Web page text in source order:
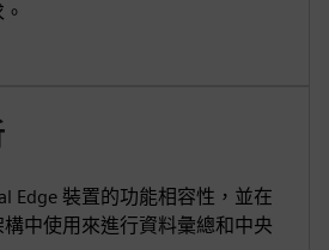
Edge 裝置的功能相容性，並在
中使用來進行資料彙總和中央